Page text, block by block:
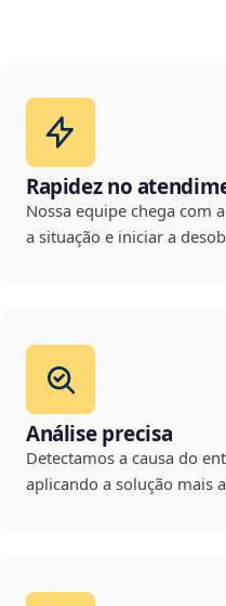
Rapidez no
Nossa equipe chega com
a situação e iniciar a
Análise precisa
Detectamos a causa do
aplicando a solução mais